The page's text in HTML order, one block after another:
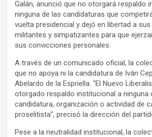
e
b
o
o
k
t
s
A
p
p
p
a
r
t
i
r
Galán, anunció que no otorgará respaldo
ninguna de las candidaturas que
vuelta presidencial y dejó en libertad a
militantes y simpatizantes para que
sus convicciones personales.
A través de un comunicado oficial, la
que no apoya ni la candidatura de Iván
Abelardo de la Espriella. “El Nuevo
otorgado respaldo institucional a ninguna
candidatura, organización o actividad de
proselitista”, precisó la dirección del
Pese a la neutralidad institucional, la